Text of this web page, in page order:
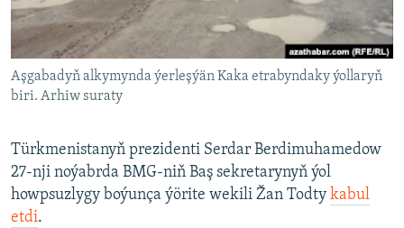
Aşgabadyň alkymynda ýerleşýän Kaka etrabyndaky ýollaryň
biri. Arhiw suraty
Türkmenistanyň prezidenti Serdar Berdimuhamedow
27-nji noýabrda BMG-niň Baş sekretarynyň ýol
howpsuzlygy boýunça ýörite wekili Žan Todty kabul
etdi.